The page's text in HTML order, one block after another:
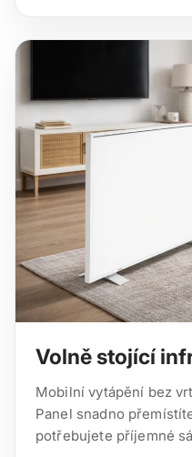
Volně stojící
Mobilní vytápění bez
Panel snadno
potřebujete příjemné